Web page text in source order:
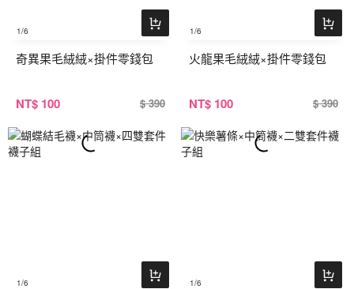
1/6
奇異果毛絨絨×掛件零錢包
NT$ 100 $ 390
1/6
火龍果毛絨絨×掛件零錢包
NT$ 100 $ 390
1/6 1/6